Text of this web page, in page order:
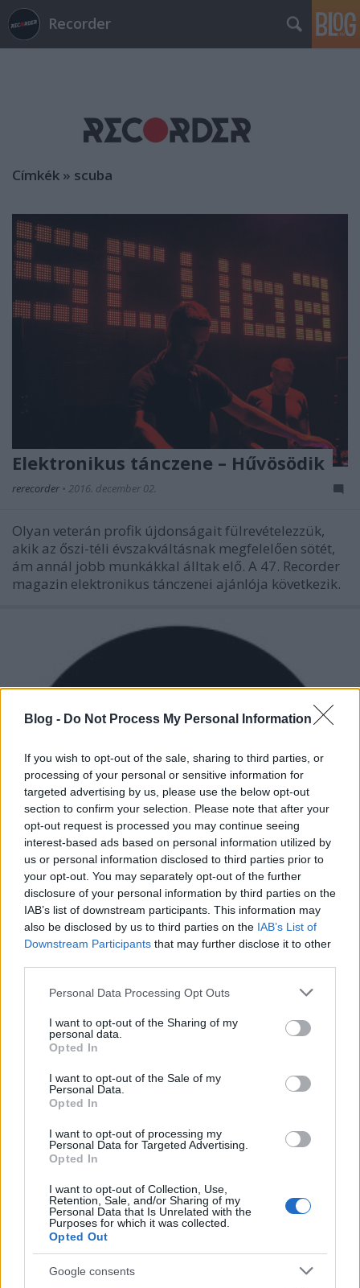
Blog - Do Not Process My Personal Information
If you wish to opt-out of the sale, sharing to third parties, or
processing of your personal or sensitive information for
targeted advertising by us, please use the below opt-out
section to confirm your selection. Please note that after your
opt-out request is processed you may continue seeing
interest-based ads based on personal information utilized by
us or personal information disclosed to third parties prior to
your opt-out. You may separately opt-out of the further
disclosure of your personal information by third parties on the
IAB’s list of downstream participants. This information may
also be disclosed by us to third parties on the IAB’s List of
Downstream Participants that may further disclose it to other
Please note that this website/app uses one or more Google
not limited to your visit or usage behaviour. You may click to
grant or deny consent to Google and its third-party tags to
use your data for below specified purposes in below Google
consent section.
Personal Data Processing Opt Outs
I want to opt-out of the Sharing of my
personal data.
Opted In
I want to opt-out of the Sale of my
Personal Data.
Opted In
I want to opt-out of processing my
Personal Data for Targeted Advertising.
Opted In
I want to opt-out of Collection, Use,
Retention, Sale, and/or Sharing of my
Personal Data that Is Unrelated with the
Purposes for which it was collected.
Opted Out
Google consents
Recorder
Címkék » scuba
Elektronikus tánczene – Hűvösödik
rerecorder • 2016. december 02.
Olyan veterán profik újdonságait fülrevételezzük,
akik az őszi-téli évszakváltásnak megfelelően sötét,
ám annál jobb munkákkal álltak elő. A 47. Recorder
magazin elektronikus tánczenei ajánlója következik.
Lemez Gyorstár – 2015. 19. hét:
Lightning Bolt, The Very Best
rerecorder•2015. május 07.
Lemez gyorstár: Scuba és Jam City az elektronikus
tánczene felől közelíthető (egyikük újra nagy
formában, másikuk meglepőt húzott), Action
zajrockban nagy név (egyikük kicsit félrement,
másikuk szuperül tért vissza), és itt a The…